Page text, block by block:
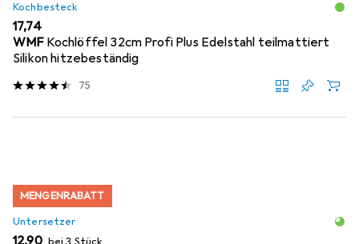
Kochbesteck
EUR
17,74
WMF Kochlöffel 32cm Profi Plus Edelstahl teilmattiert
Silikon hitzebeständig
75
MENGENRABATT
Untersetzer
EUR
12,90